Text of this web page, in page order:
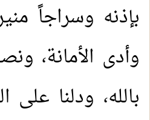
بإذنه وسراجاً
وأدى الأمانة،
بالله، ودلنا